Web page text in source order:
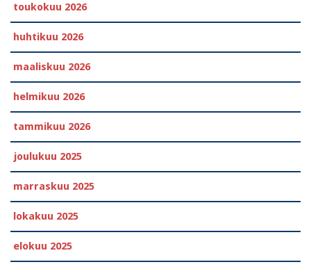
toukokuu 2026
huhtikuu 2026
maaliskuu 2026
helmikuu 2026
tammikuu 2026
joulukuu 2025
marraskuu 2025
lokakuu 2025
elokuu 2025